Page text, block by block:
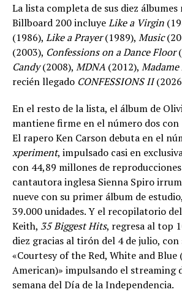
La lista completa de sus diez
Billboard 200 incluyeLike a Virgin
(1986), Like a Prayer(1989), Music
(2003), Confessions on a Dance Floor
Candy(2008), MDNA (2012), Madame
recién llegado CONFESSIONS II
En el resto de la lista, el álbum de
mantiene firme en el número dos con
El rapero Ken Carson debuta en el
xperiment, impulsado casi en
con 44,89 millones de
cantautora inglesa Sienna Spiro
nueve con su primer álbum de estudio,
39.000 unidades. Y el recopilatorio
Keith, 35 Biggest Hits, regresa al top
diez gracias al tirón del 4 de julio, con
«Courtesy of the Red, White and
American)» impulsando el streaming
semana del Día de la Independencia.